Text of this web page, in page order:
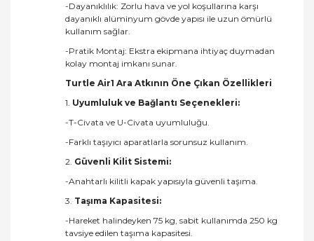
-Dayanıklılık: Zorlu hava ve yol koşullarına karşı
dayanıklı alüminyum gövde yapısı ile uzun ömürlü
kullanım sağlar.
-Pratik Montaj: Ekstra ekipmana ihtiyaç duymadan
kolay montaj imkanı sunar.
Turtle Air1 Ara Atkının Öne Çıkan Özellikleri
1. Uyumluluk ve Bağlantı Seçenekleri:
-T-Civata ve U-Civata uyumluluğu.
-Farklı taşıyıcı aparatlarla sorunsuz kullanım.
2. Güvenli Kilit Sistemi:
-Anahtarlı kilitli kapak yapısıyla güvenli taşıma.
3. Taşıma Kapasitesi:
-Hareket halindeyken 75 kg, sabit kullanımda 250 kg
tavsiye edilen taşıma kapasitesi.